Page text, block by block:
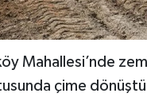
Mahallesi’nde
çime